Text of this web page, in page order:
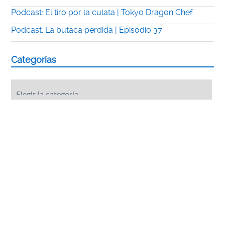
Podcast: El tiro por la culata | Tokyo Dragon Chef
Podcast: La butaca perdida | Episodio 37
Categorías